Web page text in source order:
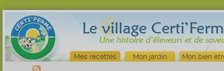
Mes recettes Mon jardin Mon bien